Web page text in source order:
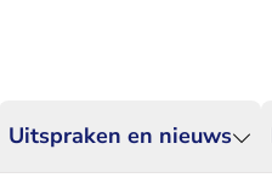
Uitspraken en nieuws